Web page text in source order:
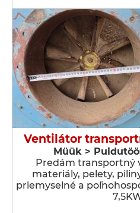
Ventilátor
Müük >
Predám transportný
materiály, pelety,
priemyselné a